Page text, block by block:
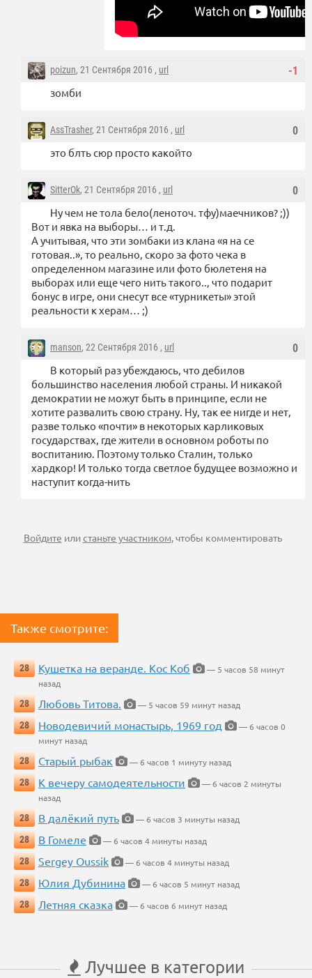
-1
poizun, 21 Сентября 2016 , url
зомби
0
AssTrasher, 21 Сентября 2016 , url
это блть сюр просто какойто
0
SitterOk, 21 Сентября 2016 , url
Ну чем не тола бело(леноточ. тфу)маечников? ;))
Вот и явка на выборы… и т.д.
А учитывая, что эти зомбаки из клана «я на се
готовая..», то реально, скоро за фото чека в
определенном магазине или фото бюлетеня на
выборах или еще чего нить такого.., что подарит
бонус в игре, они снесут все «турникеты» этой
реальности к херам… ;)
0
manson, 22 Сентября 2016 , url
В который раз убеждаюсь, что дебилов
большинство населения любой страны. И никакой
демократии не можут быть в принципе, если не
хотите развалить свою страну. Ну, так ее нигде и нет,
разве только «почти» в некоторых карликовых
государствах, где жители в основном роботы по
воспитанию. Поэтому только Сталин, только
хардкор! И только тогда светлое будущее возможно и
наступит когда-нить
Войдите илистаньте участником, чтобы комментировать
Также смотрите:
28 Кушетка на веранде. Кос Коб
— 5 часов 58 минут
назад
28
Любовь Титова.
— 5 часов 59 минут назад
28
Новодевичий монастырь, 1969 год
— 6 часов 0
минут назад
28
Старый рыбак
— 6 часов 1 минуту назад
28
К вечеру самодеятельности
— 6 часов 2 минуты
назад
28
В далёкий путь
— 6 часов 3 минуты назад
28
В Гомеле
— 6 часов 4 минуты назад
28
Sergey Oussik
— 6 часов 4 минуты назад
28
Юлия Дубинина
— 6 часов 5 минут назад
28
Летняя сказка — 6 часов 6 минут назад
Лучшее в категории